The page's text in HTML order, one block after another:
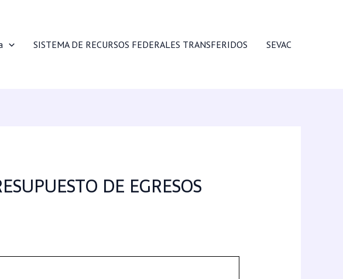
SISTEMA DE RECURSOS FEDERALES TRANSFERIDOS SEVAC
DE EGRESOS